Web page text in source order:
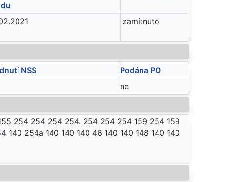
zamítnuto
NSS
Podána PO
ne
254 254 254 254. 254 254 254 159 254 159
140 254a 140 140 140 46 140 140 148 140 140